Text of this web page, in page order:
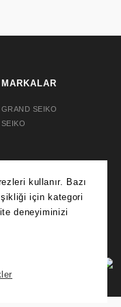
MARKALAR
GRAND SEIKO
SEIKO